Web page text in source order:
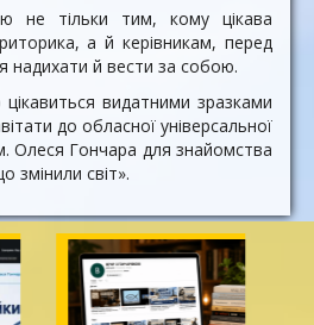
не тільки тим, кому цікава
а й керівникам, перед
надихати й вести за собою.
видатними зразками
до обласної універсальної
Олеся Гончара для знайомства
світ».